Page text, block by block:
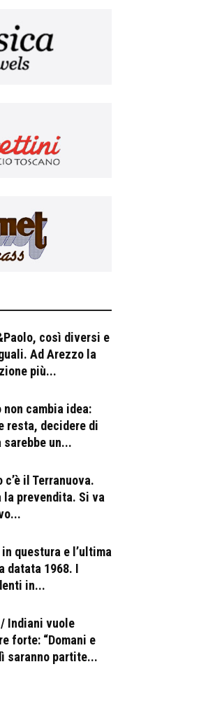
così diversi e
Ad Arezzo la
più...
non cambia idea:
resta, decidere di
sarebbe un...
c’è il Terranuova.
la prevendita. Si va
questura e l’ultima
datata 1968. I
in...
/ Indiani vuole
forte: “Domani e
saranno partite...